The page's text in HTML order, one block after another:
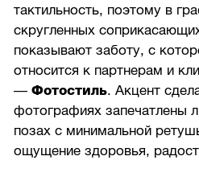
тактильность, поэтому в
скругленных
показывают заботу, с
относится к партнерам и
—Фотостиль. Акцент
фотографиях запечатлены
позах с минимальной
ощущение здоровья,